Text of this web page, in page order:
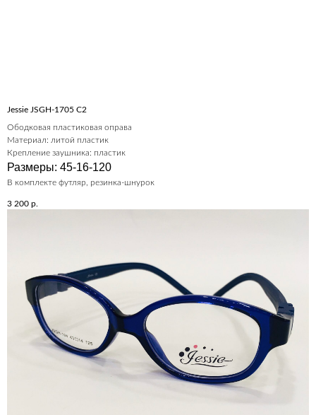
Jessie JSGH-1705 C2
Ободковая пластиковая оправа
Материал: литой пластик
Крепление заушника: пластик
Размеры: 45-16-120
В комплекте футляр, резинка-шнурок
3 200 р.